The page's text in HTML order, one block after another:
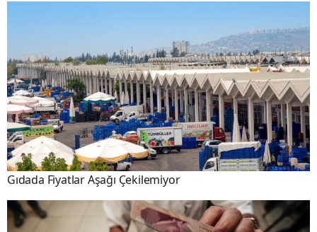
Gıdada Fiyatlar Aşağı Çekilemiyor